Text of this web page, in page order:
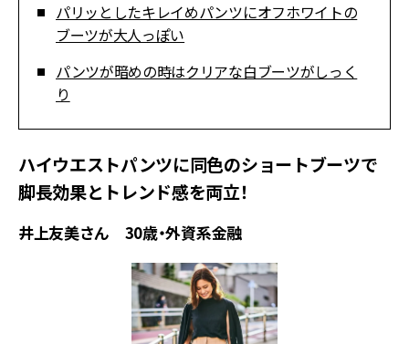
パリッとしたキレイめパンツにオフホワイトの
ブーツが大人っぽい
パンツが暗めの時はクリアな白ブーツがしっく
り
ハイウエストパンツに同色のショートブーツで
脚長効果とトレンド感を両立！
井上友美さん 30歳・外資系金融